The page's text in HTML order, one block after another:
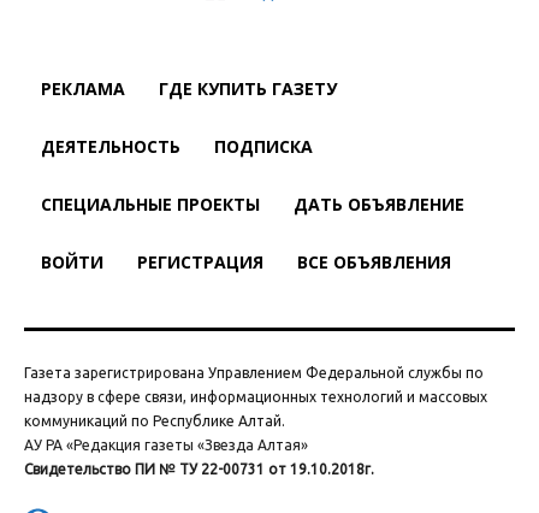
РЕКЛАМА ГДЕ КУПИТЬ ГАЗЕТУ
ДЕЯТЕЛЬНОСТЬ ПОДПИСКА
СПЕЦИАЛЬНЫЕ ПРОЕКТЫ ДАТЬ ОБЪЯВЛЕНИЕ
ВОЙТИ РЕГИСТРАЦИЯ ВСЕ ОБЪЯВЛЕНИЯ
Газета зарегистрирована Управлением Федеральной службы по
надзору в сфере связи, информационных технологий и массовых
коммуникаций по Республике Алтай.
АУ РА «Редакция газеты «Звезда Алтая»
Свидетельство ПИ № ТУ 22-00731 от 19.10.2018г.